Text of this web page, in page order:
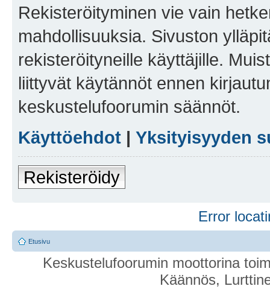
Rekisteröityminen vie vain
mahdollisuuksia. Sivuston
rekisteröityneille käyttäjille.
liittyvät käytännöt ennen
keskustelufoorumin säännöt.
Käyttöehdot | Yksityisyyden
Rekisteröidy
Error
Etusivu
Keskustelufoorumin moottorina
Käännös,